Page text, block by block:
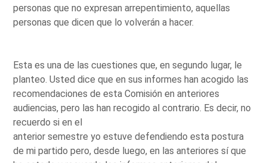
personas que no expresan arrepentimiento, aquellas
personas que dicen que lo volverán a hacer.
Esta es una de las cuestiones que, en segundo lugar, le
planteo. Usted dice que en sus informes han acogido las
recomendaciones de esta Comisión en anteriores
audiencias, pero las han recogido al contrario. Es decir, no
recuerdo si en el
anterior semestre yo estuve defendiendo esta postura
de mi partido pero, desde luego, en las anteriores sí que